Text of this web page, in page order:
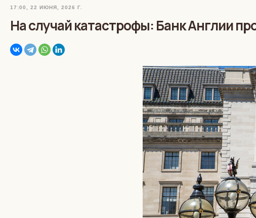
17:00, 22 ИЮНЯ, 2026 Г.
На случай катастрофы: Банк Англии